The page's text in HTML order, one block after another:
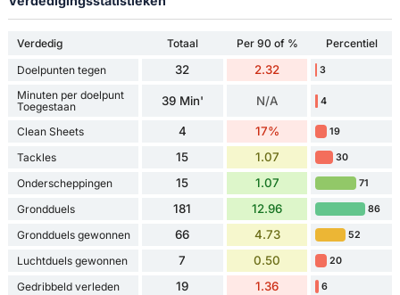
Verdedig Totaal Per 90 of %
Percentiel
Doelpunten tegen
32 2.32 3
Minuten per doelpunt
Toegestaan
39 Min' N/A 4
Clean Sheets 4 17% 19
Tackles 15 1.07 30
Onderscheppingen 15 1.07 71
Grondduels 181 12.96 86
Grondduels gewonnen 66 4.73 52
Luchtduels gewonnen 7 0.50 20
Gedribbeld verleden 19 1.36 6